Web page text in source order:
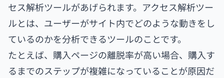
セス解析ツールがあげられます。アクセス解析ツー
ルとは、ユーザーがサイト内でどのような動きをし
ているのかを分析できるツールのことです。
たとえば、購入ページの離脱率が高い場合、購入す
るまでのステップが複雑になっていることが原因だ